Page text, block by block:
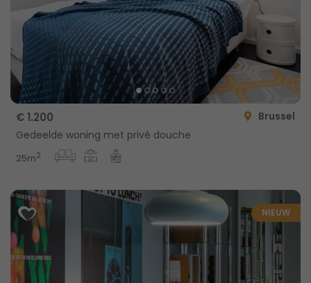
€ 1.200
Brussel
Gedeelde woning met privé douche
25m2
NIEUW